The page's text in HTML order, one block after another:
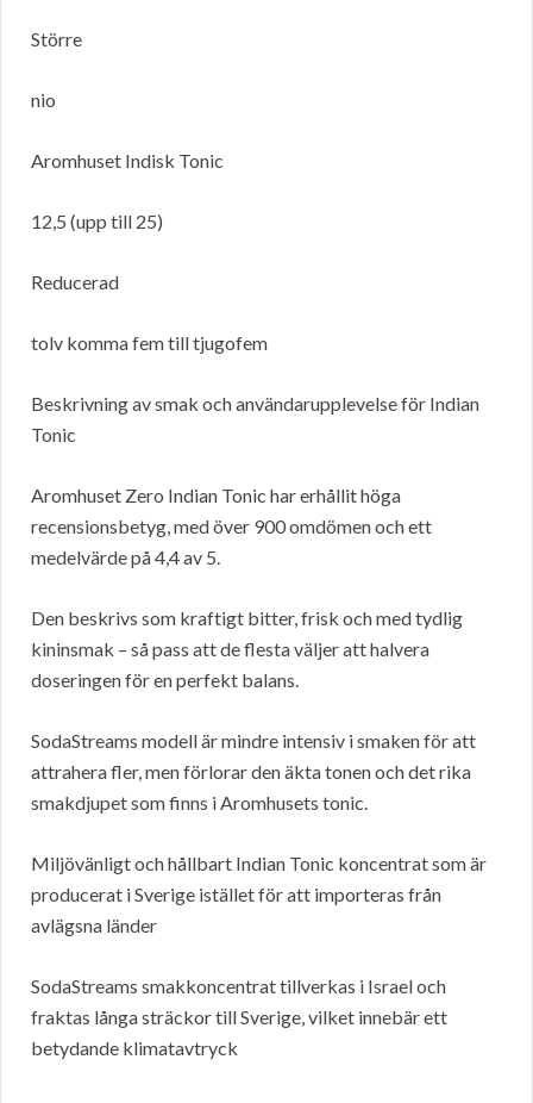
Större
nio
Aromhuset Indisk Tonic
12,5 (upp till 25)
Reducerad
tolv komma fem till tjugofem
Beskrivning av smak och användarupplevelse för Indian
Tonic
Aromhuset Zero Indian Tonic har erhållit höga
recensionsbetyg, med över 900 omdömen och ett
medelvärde på 4,4 av 5.
Den beskrivs som kraftigt bitter, frisk och med tydlig
kininsmak – så pass att de flesta väljer att halvera
doseringen för en perfekt balans.
SodaStreams modell är mindre intensiv i smaken för att
attrahera fler, men förlorar den äkta tonen och det rika
smakdjupet som finns i Aromhusets tonic.
Miljövänligt och hållbart Indian Tonic koncentrat som är
producerat i Sverige istället för att importeras från
avlägsna länder
SodaStreams smakkoncentrat tillverkas i Israel och
fraktas långa sträckor till Sverige, vilket innebär ett
betydande klimatavtryck